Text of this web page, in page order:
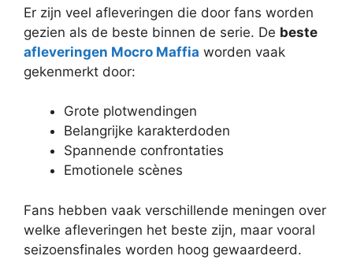
Er zijn veel afleveringen die door fans worden
gezien als de beste binnen de serie. De beste
afleveringen Mocro Maffia worden vaak
gekenmerkt door:
Grote plotwendingen
Belangrijke karakterdoden
Spannende confrontaties
Emotionele scènes
Fans hebben vaak verschillende meningen over
welke afleveringen het beste zijn, maar vooral
seizoensfinales worden hoog gewaardeerd.